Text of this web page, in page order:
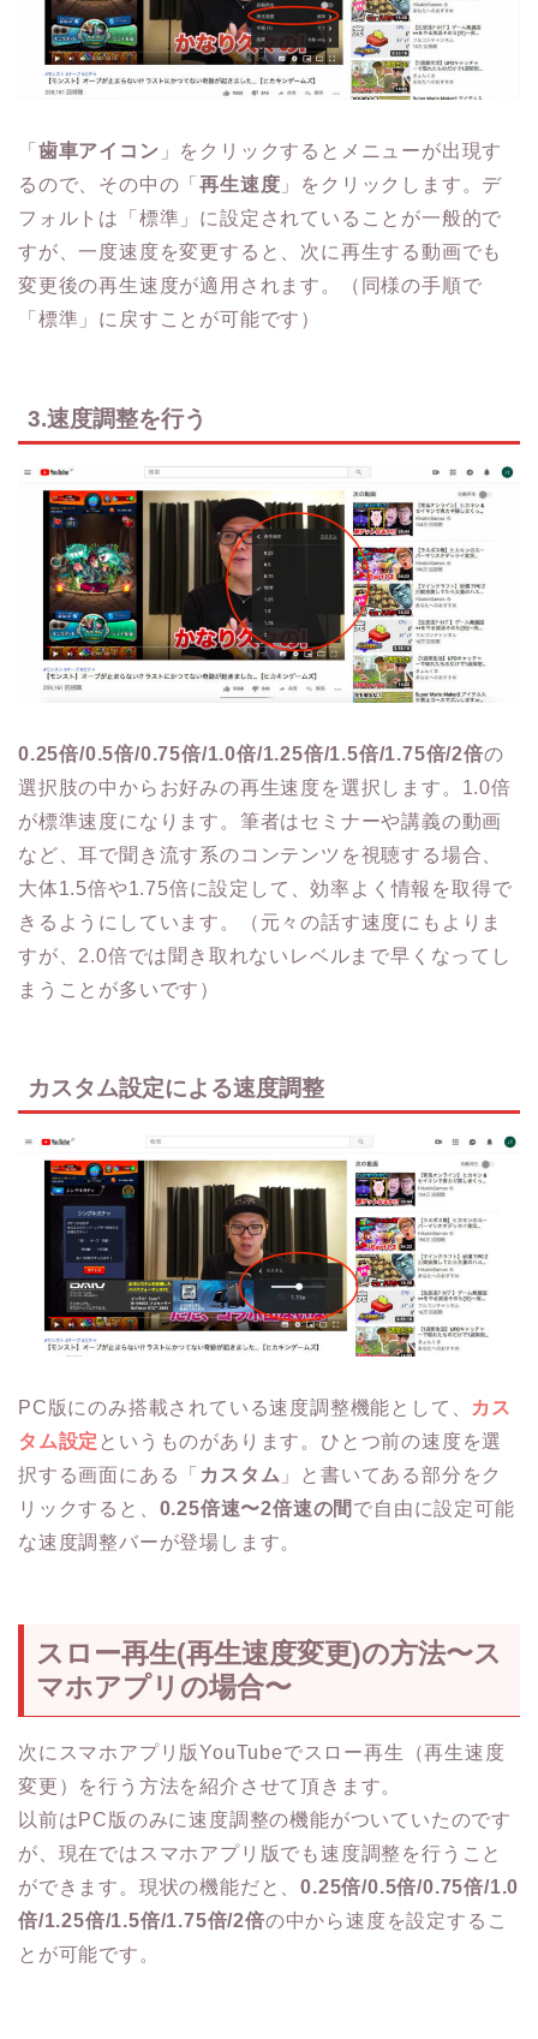
「 歯車アイコン 」をクリックするとメニューが出現す
るので、その中の「再生速度 」をクリックします。デ
フォルトは「標準」に設定されていることが一般的で
すが、一度速度を変更すると、次に再生する動画でも
変更後の再生速度が適用されます。（同様の手順で
「標準」に戻すことが可能です）
3.速度調整を行う
0.25倍/0.5倍/0.75倍/1.0倍/1.25倍/1.5倍/1.75倍/2倍の
選択肢の中からお好みの再生速度を選択します。1.0倍
が標準速度になります。筆者はセミナーや講義の動画
など、耳で聞き流す系のコンテンツを視聴する場合、
大体1.5倍や1.75倍に設定して、効率よく情報を取得で
きるようにしています。（元々の話す速度にもよりま
すが、2.0倍では聞き取れないレベルまで早くなってし
まうことが多いです）
カスタム設定による速度調整
PC版にのみ搭載されている速度調整機能として、 カス
タム設定 というものがあります。ひとつ前の速度を選
択する画面にある「 カスタム 」と書いてある部分をク
リックすると、 0.25倍速〜2倍速の間 で自由に設定可能
な速度調整バーが登場します。
スロー再生(再生速度変更)の方法〜ス
マホアプリの場合〜
次にスマホアプリ版YouTubeでスロー再生（再生速度
変更）を行う方法を紹介させて頂きます。
以前はPC版のみに速度調整の機能がついていたのです
が、現在ではスマホアプリ版でも速度調整を行うこと
ができます。現状の機能だと、0.25倍/0.5倍/0.75倍/1.0
倍/1.25倍/1.5倍/1.75倍/2倍の中から速度を設定するこ
とが可能です。